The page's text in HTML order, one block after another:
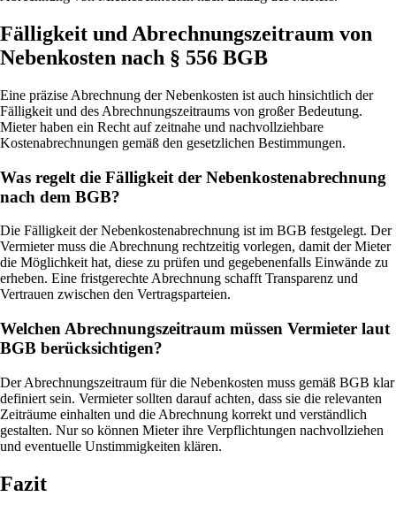
Fälligkeit und Abrechnungszeitraum von
Nebenkosten nach § 556 BGB
Eine präzise Abrechnung der Nebenkosten ist auch hinsichtlich der
Fälligkeit und des Abrechnungszeitraums von großer Bedeutung.
Mieter haben ein Recht auf zeitnahe und nachvollziehbare
Kostenabrechnungen gemäß den gesetzlichen Bestimmungen.
Was regelt die Fälligkeit der Nebenkostenabrechnung
nach dem BGB?
Die Fälligkeit der Nebenkostenabrechnung ist im BGB festgelegt. Der
Vermieter muss die Abrechnung rechtzeitig vorlegen, damit der Mieter
die Möglichkeit hat, diese zu prüfen und gegebenenfalls Einwände zu
erheben. Eine fristgerechte Abrechnung schafft Transparenz und
Vertrauen zwischen den Vertragsparteien.
Welchen Abrechnungszeitraum müssen Vermieter laut
BGB berücksichtigen?
Der Abrechnungszeitraum für die Nebenkosten muss gemäß BGB klar
definiert sein. Vermieter sollten darauf achten, dass sie die relevanten
Zeiträume einhalten und die Abrechnung korrekt und verständlich
gestalten. Nur so können Mieter ihre Verpflichtungen nachvollziehen
und eventuelle Unstimmigkeiten klären.
Fazit